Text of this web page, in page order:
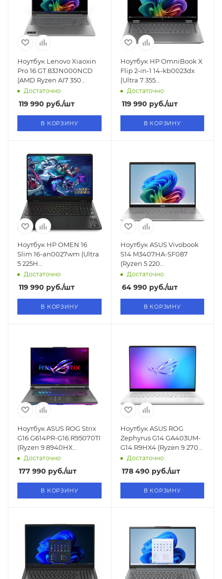
Ноутбук Lenovo Xiaoxin
Pro 16 GT 83JN000NCD
(AMD Ryzen AI7 350
2GHz/16"/OLED/2880x1800/32GB/1TB
SSD/Radeon 860M/Win11)
Достаточно
119 990 руб./шт
В КОРЗИНУ
Ноутбук HP OmniBook X
Flip 2-in-1 14-kb0023dx
(Ultra 7 355
1,7GHz/14"/1920x1200/OLED/
Graphics/Win11)
Достаточно
119 990 руб./шт
В КОРЗИНУ
Ноутбук HP OMEN 16
Slim 16-an0027wm (Ultra
5 225H
4.3GHz/16"/1920x1200/16GB/1TB
SSD/RTX 5050 8GB/Win11)
Достаточно
119 990 руб./шт
В КОРЗИНУ
Ноутбук ASUS Vivobook
S14 M3407HA-SF087
(Ryzen 5 220
3.2GHz/14"/1920x1200/OLED/
SSD/AMD Radeon
740M/Win11)
Достаточно
64 990 руб./шт
В КОРЗИНУ
Ноутбук ASUS ROG Strix
G16 G614PR-G16.R95070TI
(Ryzen 9 8940HX
2.4GHz/16"/1920x1200/16GB/1TB
SSD/RTX 5070Ti
12GB/Win11)
Достаточно
177 990 руб./шт
В КОРЗИНУ
Ноутбук ASUS ROG
Zephyrus G14 GA403UM-
G14.R9HX4 (Ryzen 9 270
4.0GHz/14"/2880x1800/OLED/
SSD/RTX 5060 8GB/Win11)
Достаточно
178 490 руб./шт
В КОРЗИНУ